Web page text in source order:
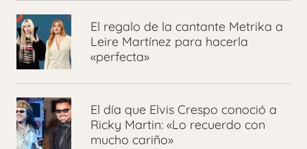
El regalo de la cantante Metrika a
Leire Martínez para hacerla
«perfecta»
El día que Elvis Crespo conoció a
Ricky Martin: «Lo recuerdo con
mucho cariño»